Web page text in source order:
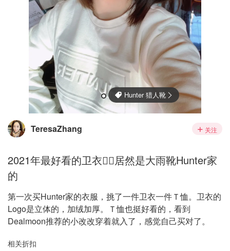
Hunter 猎人靴
TeresaZhang 关注
2021年最好看的卫衣👉🏻居然是大雨靴Hunter家
的
第一次买Hunter家的衣服，挑了一件卫衣一件Ｔ恤。卫衣的
Logo是立体的，加绒加厚。Ｔ恤也挺好看的，看到
Dealmoon推荐的小改改穿着就入了，感觉自己买对了。
相关折扣